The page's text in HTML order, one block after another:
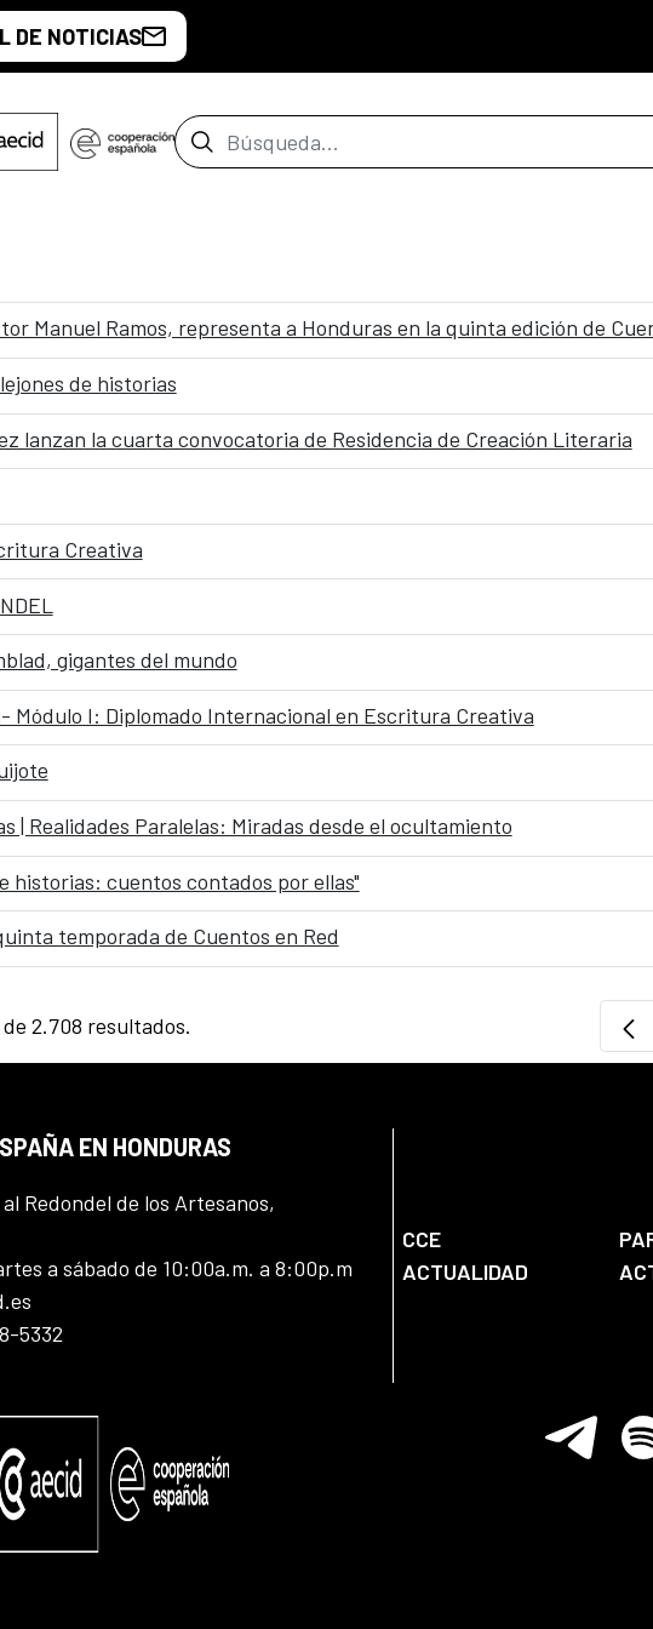
DE NOTICIAS
Barra de búsqueda
Manuel Ramos, representa a Honduras en la quinta edición de
de historias
lanzan la cuarta convocatoria de Residencia de Creación Literaria
Creativa
gigantes del mundo
Módulo I: Diplomado Internacional en Escritura Creativa
| Realidades Paralelas: Miradas desde el ocultamiento
historias: cuentos contados por ellas"
temporada de Cuentos en Red
2.708 resultados.
EN HONDURAS
Redondel de los Artesanos,
a sábado de 10:00a.m. a 8:00p.m
5332
CCE
ACTUALIDAD
Telegram